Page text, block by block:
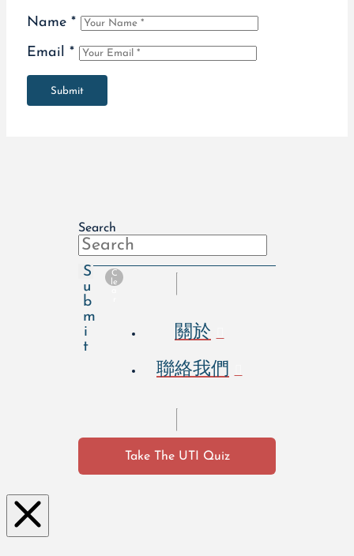
Name *
Email *
Submit
Search
S
u
b
m
i
t
C
le
關於
聯絡我們
Take The UTI Quiz